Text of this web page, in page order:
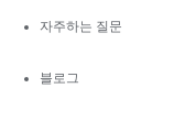
자주하는 질문
블로그